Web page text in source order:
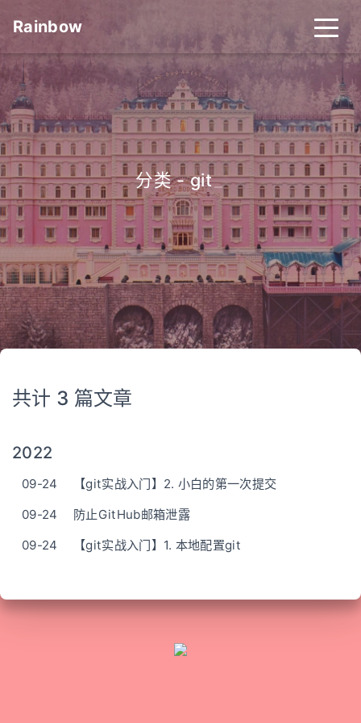
Rainbow
分类 - git_
共计 3 篇文章
2022
09-24
【git实战入门】2. 小白的第一次提交
09-24
防止GitHub邮箱泄露
09-24
【git实战入门】1. 本地配置git